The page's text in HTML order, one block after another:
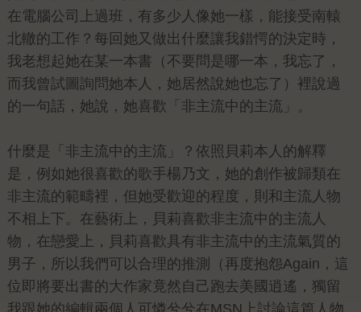
在電腦公司上過班，有多少人像她一樣，能接受南轅
北轍的工作？每回她又做出什麼讓我錯愕的決定時，
我老想起她在某一本書（不要問是哪一本，我忘了，
而我曾試圖詢問她本人，她居然說她也忘了）裡說過
的一句話，她說，她喜歡「非主流中的主流」。
什麼是「非主流中的主流」？依照貝莉本人的解釋
是，例如她很喜歡的歌手楊乃文，她的創作被歸類在
非主流的範疇裡，但她受歡迎的程度，則和主流人物
不相上下。在藝術上，貝莉喜歡非主流中的主流人
物，在戀愛上，貝莉喜歡具有非主流中的主流氣質的
男子，所以我們可以合理的推測（再度抱怨Again，這
位即將要出書的大作家竟然自己跑去美國逍遙，獨留